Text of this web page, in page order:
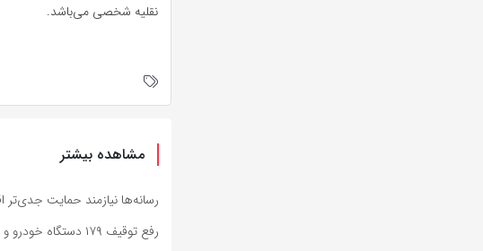
نقلیه شخصی می‌باشد.
مشاهده بیشتر
رسانه‌ها نیازمند حمایت
رفع توقیف ۱۷۹ دستگاه خودرو و موتورسیکلت با دستور دادستان فردوس